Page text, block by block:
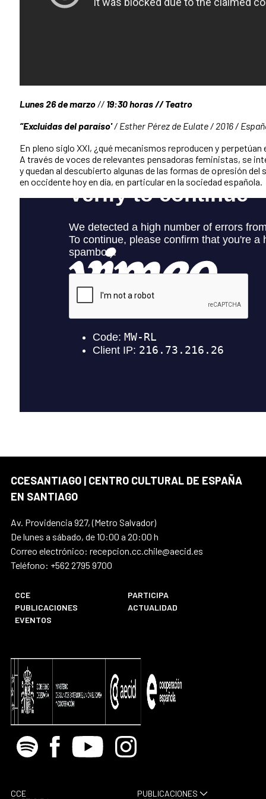
Lunes 26 de marzo // 19:30 horas // Teatro
“Excluidas del paraíso'/ Esther Pérez de Eulate / 2016 /
En pleno siglo XXI, ¿qué mecanismos reproducen y perpetúan
A través de voces de relevantes pensadoras feministas, se
y quedan al descubierto algunas de las formas de opresión
en occidente hoy en día, en particular en la sociedad española.
CCESANTIAGO | CENTRO CULTURAL DE ESPAÑA
EN SANTIAGO
Av. Providencia 927, (Metro Salvador)
De lunes a sábado, de 10:00 a 20:00 h
Correo electrónico: recepcion.cc.chile@aecid.es
Teléfono: +562 2795 9700
CCE
PARTICIPA
PUBLICACIONES
ACTUALIDAD
EVENTOS
Spotify Facebook
Youtube Instagram
CCE
PUBLICACIONES